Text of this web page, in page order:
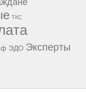
ТКС
ЭДО Эксперты